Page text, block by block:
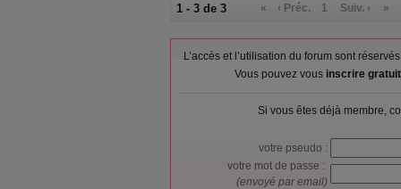
1 - 3 de 3 « ‹ Préc. 1 Suiv. › »
L’accès et l’utilisation du forum sont
Vous pouvez vous inscrire
Si vous êtes déjà membre,
votre pseudo :
votre mot de passe :
(envoyé par email)